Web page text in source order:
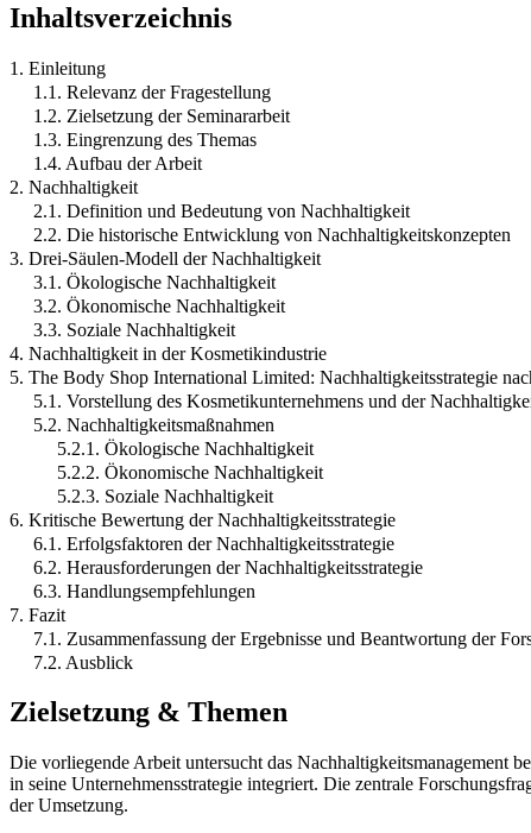
Inhaltsverzeichnis
1. Einleitung
1.1. Relevanz der Fragestellung
1.2. Zielsetzung der Seminararbeit
1.3. Eingrenzung des Themas
1.4. Aufbau der Arbeit
2. Nachhaltigkeit
2.1. Definition und Bedeutung von Nachhaltigkeit
2.2. Die historische Entwicklung von Nachhaltigkeitskonzepten
3. Drei-Säulen-Modell der Nachhaltigkeit
3.1. Ökologische Nachhaltigkeit
3.2. Ökonomische Nachhaltigkeit
3.3. Soziale Nachhaltigkeit
4. Nachhaltigkeit in der Kosmetikindustrie
5. The Body Shop International Limited: Nachhaltigkeitsstrategie
5.1. Vorstellung des Kosmetikunternehmens und der
5.2. Nachhaltigkeitsmaßnahmen
5.2.1. Ökologische Nachhaltigkeit
5.2.2. Ökonomische Nachhaltigkeit
5.2.3. Soziale Nachhaltigkeit
6. Kritische Bewertung der Nachhaltigkeitsstrategie
6.1. Erfolgsfaktoren der Nachhaltigkeitsstrategie
6.2. Herausforderungen der Nachhaltigkeitsstrategie
6.3. Handlungsempfehlungen
7. Fazit
7.1. Zusammenfassung der Ergebnisse und Beantwortung der
7.2. Ausblick
Zielsetzung & Themen
Die vorliegende Arbeit untersucht das Nachhaltigkeitsmanagement
in seine Unternehmensstrategie integriert. Die zentrale
der Umsetzung.